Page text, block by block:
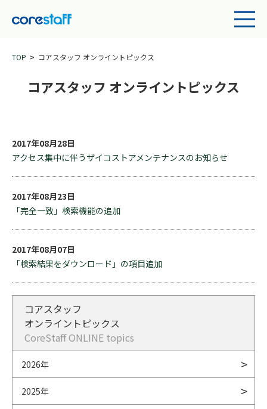
TOP コアスタッフ オンライントピックス
コアスタッフ オンライントピックス
2017年08月28日
アクセス集中に伴うザイコストアメンテナンスのお知らせ
2017年08月23日
「完全一致」検索機能の追加
2017年08月07日
「検索結果をダウンロード」の項目追加
コアスタッフ
オンライントピックス
CoreStaff ONLINE topics
2026年
2025年